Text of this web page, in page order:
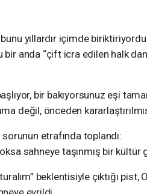
bunu yıllardır içimde
anda “çift icra edilen halk
bir bakıyorsunuz eşi
değil, önceden
etrafında toplandı:
sahneye taşınmış bir kültür
beklentisiyle çıktığı